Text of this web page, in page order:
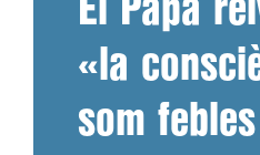
El Papa
«la
som